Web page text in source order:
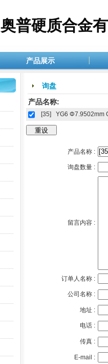
普硬质合金
产品展示
询盘
产品名称:
[35] YG6 Φ7.9502mm
产品名称 :
询盘数量 :
留言内容 :
订单人名称 :
公司名称 :
地址 :
电话 :
传真 :
E-mail :